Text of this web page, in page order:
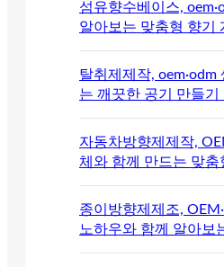
섬유향수베이스,
알아보는 맞춤형 향기
탈취제제작,
는 깨끗한 공기 만들기
자동차방향제제작,
체와 함께 만드는 맞
종이방향제제조,
노하우와 함께 알아보